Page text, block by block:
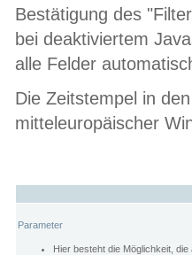
Bestätigung des
bei deaktiviertem
alle Felder
Die Zeitstempel in
mitteleuropäischer
Parameter
Hier besteht die Möglichkeit,